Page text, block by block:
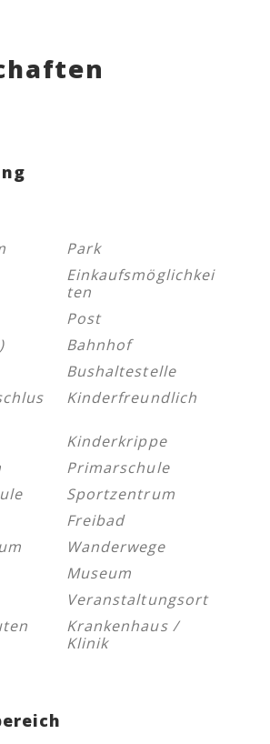
Park
Einkaufsmöglichkei
ten
Post
Bahnhof
Bushaltestelle
Kinderfreundlich
Kinderkrippe
Primarschule
Sportzentrum
Freibad
Wanderwege
Museum
Veranstaltungsort
Krankenhaus /
Klinik